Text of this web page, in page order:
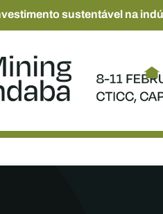
sustentável na